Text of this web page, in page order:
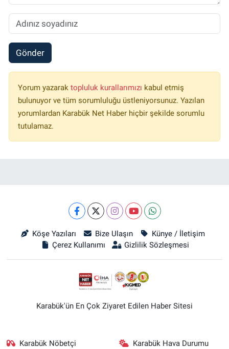
Gönder
Yorum yazarak topluluk kurallarımızı kabul etmiş
bulunuyor ve tüm sorumluluğu üstleniyorsunuz. Yazılan
yorumlardan Karabük Net Haber hiçbir şekilde sorumlu
tutulamaz.
Köşe Yazıları Bize Ulaşın
Künye / İletişim
Çerez Kullanımı
Gizlilik Sözleşmesi
Karabük'ün En Çok Ziyaret Edilen Haber Sitesi
Karabük Nöbetçi
Karabük Hava Durumu